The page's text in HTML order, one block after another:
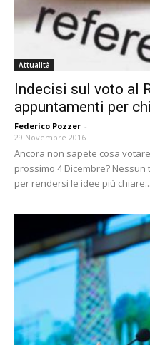
Attualità
Indecisi sul voto al
appuntamenti per
Federico Pozzer -
29 Novembre 2016
Ancora non sapete cosa
prossimo 4 Dicembre? Nessun
per rendersi le idee più chiare...